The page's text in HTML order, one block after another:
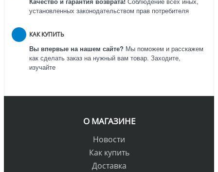
установленных законодательством прав потребителя
КАК КУПИТЬ
Вы впервые на нашем сайте? Мы поможем и расскажем
как сделать заказ на нужный вам товар. Заходите,
изучайте
О МАГАЗИНЕ
Новости
Как купить
Доставка